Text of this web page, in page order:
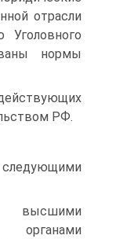
отрасли
нормы
РФ.
высшими